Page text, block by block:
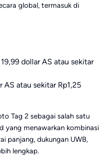
global, termasuk di
dollar AS atau sekitar
atau sekitar Rp1,25
Tag 2 sebagai salah satu
yang menawarkan kombinasi
panjang, dukungan UWB,
lengkap.